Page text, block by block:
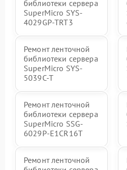
библиотеки сервера
SuperMicro SYS-
4029GP-TRT3
Ремонт ленточной
библиотеки сервера
SuperMicro SYS-
5039C-T
Ремонт ленточной
библиотеки сервера
SuperMicro SSG-
6029P-E1CR16T
Ремонт ленточной